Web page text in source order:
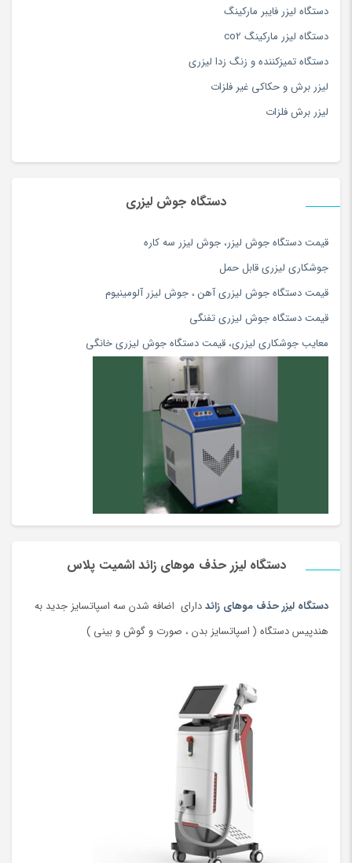
دستگاه لیزر فایبر مارکینگ
دستگاه لیزر مارکینگ co2
دستگاه تمیزکننده و زنگ زدا لیزری
لیزر برش و حکاکی غیر فلزات
لیزر برش فلزات
دستگاه جوش لیزری
قيمت دستگاه جوش ليزر، جوش ليزر سه كاره
جوشكاري ليزري قابل حمل
قیمت دستگاه جوش لیزری آهن ، جوش لیزر آلومینیوم
قیمت دستگاه جوش لیزری تفنگی
معایب جوشکاری لیزری، قیمت دستگاه جوش لیزری خانگی
دستگاه لیزر حذف موهای زائد اشمیت پلاس
دستگاه لیزر حذف موهای زائددارای اضافه شدن سه اسپاتسایز جدید به
هندپیس دستگاه ( اسپاتسایز بدن ، صورت و گوش و بینی )